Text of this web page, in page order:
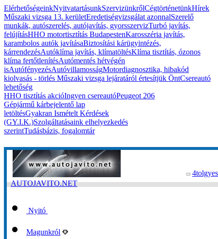
ElérhetőségeinkNyitvatartásunkSzervizünkrőlCégtörténetünkHírek
Műszaki vizsga 13. kerületEredetiségvizsgálat azonnalSzerelő
munkák, autószerelés, autójavítás, gyorsszervizTurbó javítás,
felújításHHO motortisztítás BudapestenKarosszéria javítás,
karambolos autók javításaBiztosítási kárügyintézés,
kárrendezésAutóklíma javítás, klímatöltésKlíma tisztítás, ózonos
klíma fertőtlenítésAutómentés hétvégén
isAutófényezésAutóvillamosságMotordiagnosztika, hibakód
kiolvasás - törlés Műszaki vizsga lejáratáról értesítjük ÖntCsereautó
lehetőség
HHO tisztítás akcióIngyen csereautóPeugeot 206
Gépjármű kárbejelentő lap
letöltésGyakran Ismételt Kérdések
(GY.I.K.)Szolgáltatásaink elhelyezkedés
szerintTudásbázis, fogalomtár
AUTOJAVITO.NET
Nyitó
Magunkról